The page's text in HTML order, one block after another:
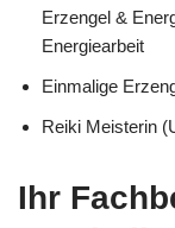
Erzengel &
Energiearbeit
Einmalige
Reiki Meisterin
Ihr